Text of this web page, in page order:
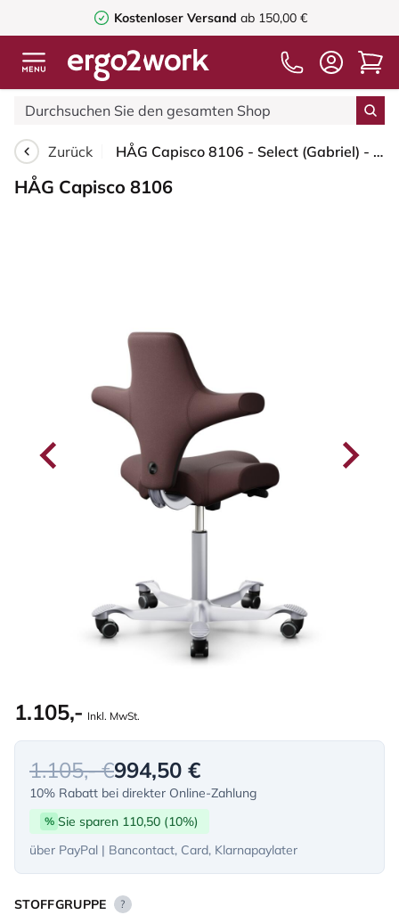
Kostenloser Versand ab 150,00 €
Zurück HÅG Capisco 8106 - Select (Gabriel) - Wolle / Polyamid - SC61186 - Chestnut - Silber - 265 mm (Sitzhöhe 53-79cm) - Harte Rollen für weiche Böden
HÅG Capisco 8106
1.105,- Inkl. MwSt.
1.105,- €994,50 €
10% Rabatt bei direkter Online-Zahlung
% Sie sparen 110,50 (10%)
über PayPal | Bancontact, Card, Klarnapaylater
STOFFGRUPPE ?